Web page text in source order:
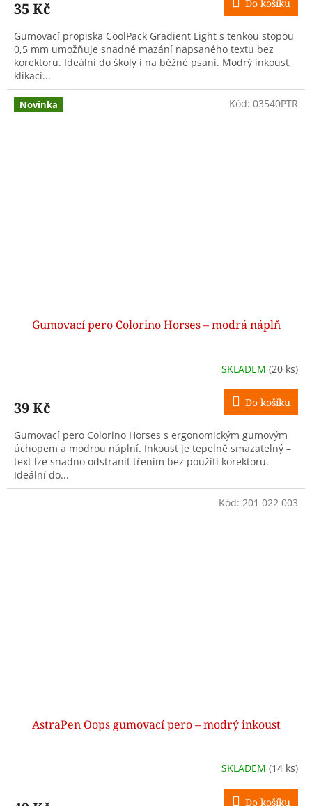
35 Kč Do košíku
Gumovací propiska CoolPack Gradient Light s tenkou stopou
0,5 mm umožňuje snadné mazání napsaného textu bez
korektoru. Ideální do školy i na běžné psaní. Modrý inkoust,
klikací...
Novinka
Gumovací pero Colorino Horses – modrá náplň
SKLADEM (20 ks)
39 Kč Do košíku
Gumovací pero Colorino Horses s ergonomickým gumovým
úchopem a modrou náplní. Inkoust je tepelně smazatelný –
text lze snadno odstranit třením bez použití korektoru.
Ideální do...
Kód: 03540PTR
AstraPen Oops gumovací pero – modrý inkoust
SKLADEM (14 ks)
Do košíku
Kód: 201 022 003